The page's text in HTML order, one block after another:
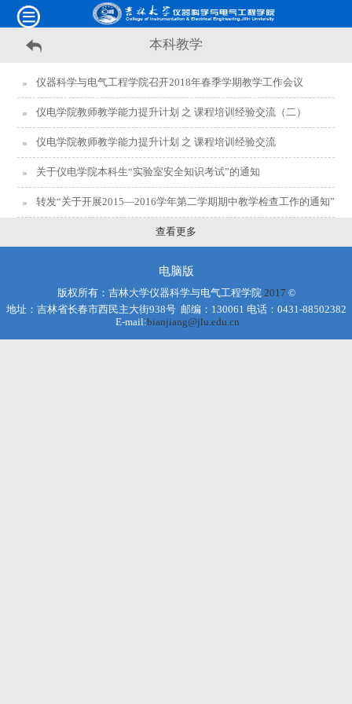
本科教学
仪器科学与电气工程学院召开2018年春季学期教学工作会议
仪电学院教师教学能力提升计划 之 课程培训经验交流（二）
仪电学院教师教学能力提升计划 之 课程培训经验交流
关于仪电学院本科生“实验室安全知识考试”的通知
转发“关于开展2015—2016学年第二学期期中教学检查工作的通知”
查看更多
电脑版
版权所有：吉林大学仪器科学与电气工程学院 2017 ©
地址：吉林省长春市西民主大街938号 邮编：130061 电话：0431-88502382
E-mail:bianjiang@jlu.edu.cn